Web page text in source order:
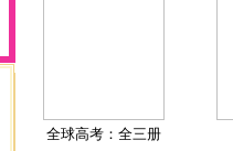
全球高考：全三册